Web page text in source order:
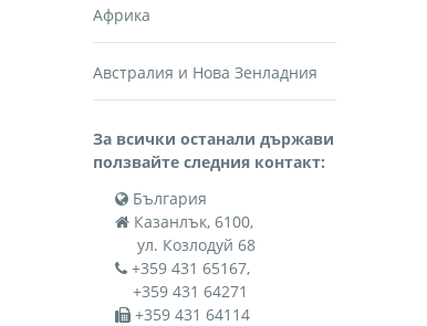
Африка
Австралия и Нова Зенладния
За всички останали държави
ползвайте следния контакт:
България
Казанлък, 6100,
ул. Козлодуй 68
+359 431 65167,
+359 431 64271
+359 431 64114